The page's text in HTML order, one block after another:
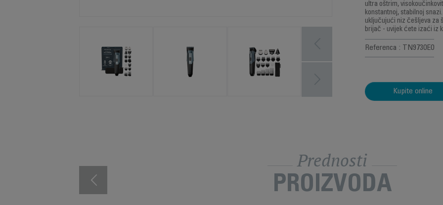
ultra oštrim,
konstantnoj, stabilnoj
uključujući niz češljeva za
brijač - uvijek ćete izaći iz
Referenca : TN9730E0
Kupite online
Prednosti
PROIZVODA